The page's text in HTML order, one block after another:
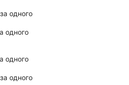
одного
одного
одного
одного